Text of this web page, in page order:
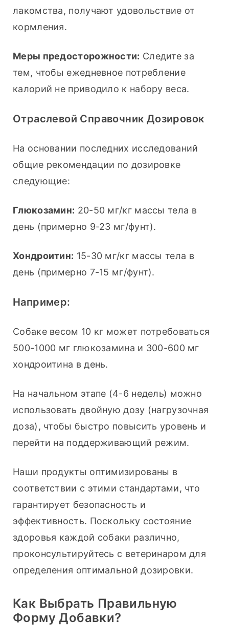
лакомства, получают удовольствие от
кормления.
Меры предосторожности: Следите за
тем, чтобы ежедневное потребление
калорий не приводило к набору веса.
Отраслевой Справочник Дозировок
На основании последних исследований
общие рекомендации по дозировке
следующие:
Глюкозамин: 20-50 мг/кг массы тела в
день (примерно 9-23 мг/фунт).
Хондроитин: 15-30 мг/кг массы тела в
день (примерно 7-15 мг/фунт).
Например:
Собаке весом 10 кг может потребоваться
500-1000 мг глюкозамина и 300-600 мг
хондроитина в день.
На начальном этапе (4-6 недель) можно
использовать двойную дозу (нагрузочная
доза), чтобы быстро повысить уровень и
перейти на поддерживающий режим.
Наши продукты оптимизированы в
соответствии с этими стандартами, что
гарантирует безопасность и
эффективность. Поскольку состояние
здоровья каждой собаки различно,
проконсультируйтесь с ветеринаром для
определения оптимальной дозировки.
Как Выбрать Правильную
Форму Добавки?